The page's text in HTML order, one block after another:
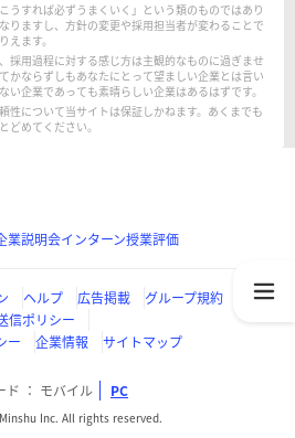
うすれば必ずうまくいく」という類のものではあり
りますし、方針の変更や採用担当者が変わることで
えます。
採用過程に対する感じ方は主観的なものに過ぎませ
かならずしもあなたにとって望ましい企業とは言い
い企業であっても素晴らしい企業はあるはずです。
性について当サイトは保証しかねます。あくまでも
どめてください。
業説明会インターン授業評価
ヘルプ 広告掲載
グループ規約
信ポリシー
ー
企業情報 サイトマップ
ド モバイル PC
Inc. All rights reserved.